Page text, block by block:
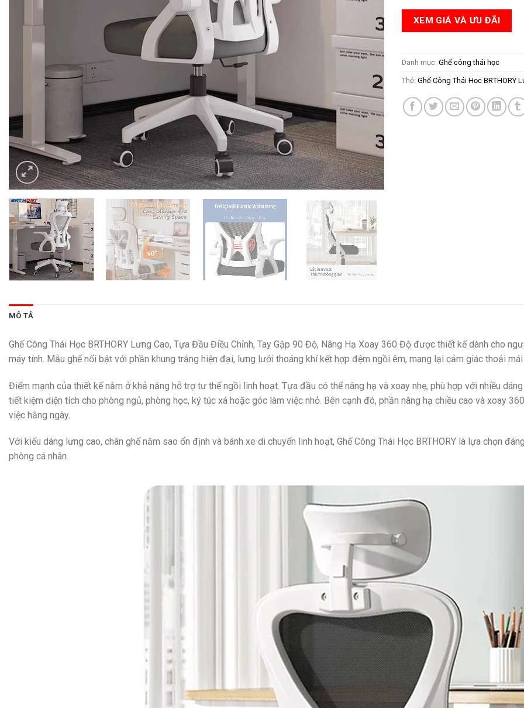
XEM GIÁ VÀ ƯU ĐÃI
Danh mục: Ghế công thái học
Thẻ: Ghế Công Thái Học BRTHORY
MÔ TẢ
Ghế Công Thái Học BRTHORY Lưng Cao, Tựa Đầu Điều Chỉnh, Tay Gập 90 Độ, Nâng Hạ Xoay 360 Độ được thiết kế dành cho
máy tính. Mẫu ghế nổi bật với phần khung trắng hiện đại, lưng lưới thoáng khí kết hợp đệm ngồi êm, mang lại cảm giác thoải
Điểm mạnh của thiết kế nằm ở khả năng hỗ trợ tư thế ngồi linh hoạt. Tựa đầu có thể nâng hạ và xoay nhẹ, phù hợp với nhiều
tiết kiệm diện tích cho phòng ngủ, phòng học, ký túc xá hoặc góc làm việc nhỏ. Bên cạnh đó, phần nâng hạ chiều cao và xoay
việc hằng ngày.
Với kiểu dáng lưng cao, chân ghế năm sao ổn định và bánh xe di chuyển linh hoạt, Ghế Công Thái Học BRTHORY là lựa chọn
phòng cá nhân.